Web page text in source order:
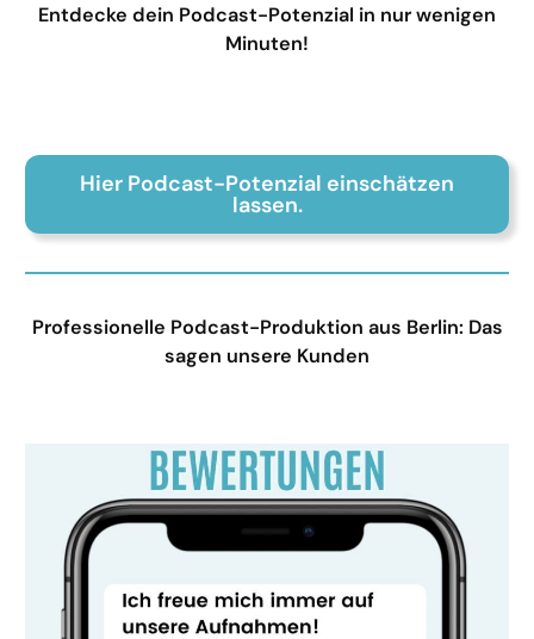
Entdecke dein Podcast-Potenzial in nur wenigen
Minuten!
Hier Podcast-Potenzial einschätzen
lassen.
Professionelle Podcast-Produktion aus Berlin: Das
sagen unsere Kunden